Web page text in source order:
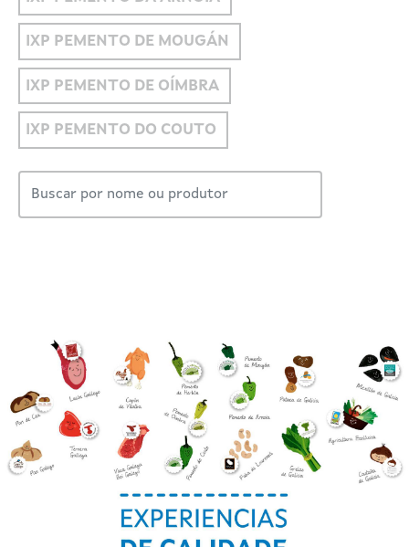
IXP PEMENTO DE MOUGÁN
IXP PEMENTO DE OÍMBRA
IXP PEMENTO DO COUTO